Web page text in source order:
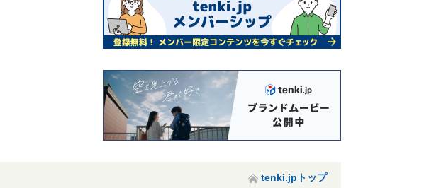
tenki.jpトップ